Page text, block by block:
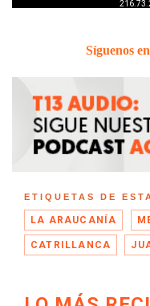
Síguenos en
ETIQUETAS DE
LA ARAUCANÍA
CATRILLANCA